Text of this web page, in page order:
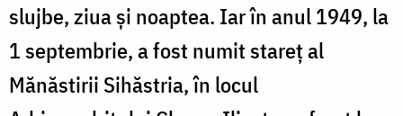
slujbe, ziua şi noaptea. Iar în anul 1949, la
1 septembrie, a fost numit stareţ al
Mănăstirii Sihăstria, în locul